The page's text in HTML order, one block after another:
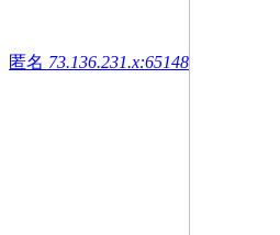
匿名 73.136.231.x:65148